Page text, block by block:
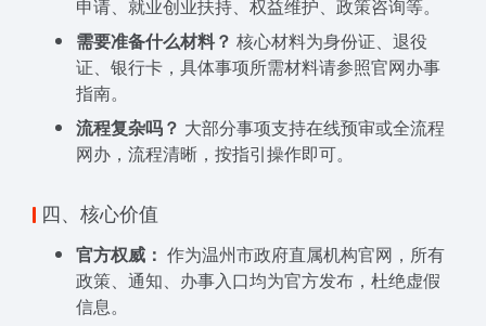
申请、就业创业扶持、权益维护、政策咨询等。
需要准备什么材料？ 核心材料为身份证、退役
证、银行卡，具体事项所需材料请参照官网办事
指南。
流程复杂吗？ 大部分事项支持在线预审或全流程
网办，流程清晰，按指引操作即可。
四、核心价值
官方权威： 作为温州市政府直属机构官网，所有
政策、通知、办事入口均为官方发布，杜绝虚假
信息。